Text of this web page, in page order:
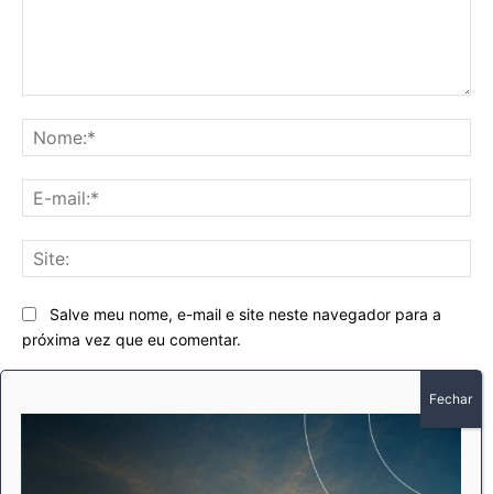
Salve meu nome, e-mail e site neste navegador para a
próxima vez que eu comentar.
This site uses Akismet to reduce spam.Learn how your